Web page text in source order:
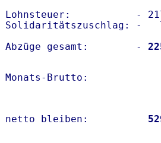
Lohnsteuer:           -
Solidaritätszuschlag: -
Abzüge gesamt:        -
Monats-
netto bleiben: